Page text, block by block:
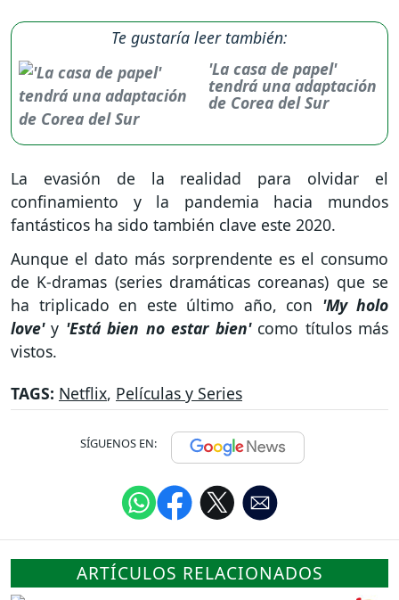
Te gustaría leer también:
'La casa de papel'
tendrá una adaptación
de Corea del Sur
La evasión de la realidad para olvidar el
confinamiento y la pandemia hacia mundos
fantásticos ha sido también clave este 2020.
Aunque el dato más sorprendente es el consumo
de K-dramas (series dramáticas coreanas) que se
ha triplicado en este último año, con 'My holo
love'y 'Está bien no estar bien'como títulos más
vistos.
TAGS: Netflix, Películas y Series
SÍGUENOS EN:
ARTÍCULOS RELACIONADOS